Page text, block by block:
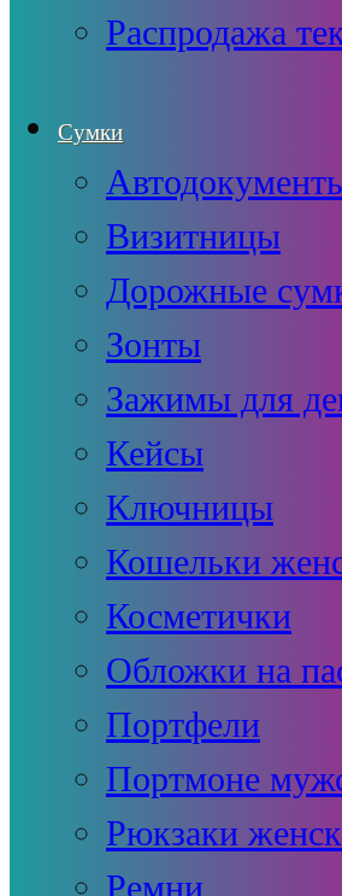
Распродажа
Сумки
Визитницы
Дорожные
Зонты
Зажимы для
Кейсы
Ключницы
Кошельки
Косметички
Обложки на
Портфели
Портмоне
Рюкзаки
Ремни